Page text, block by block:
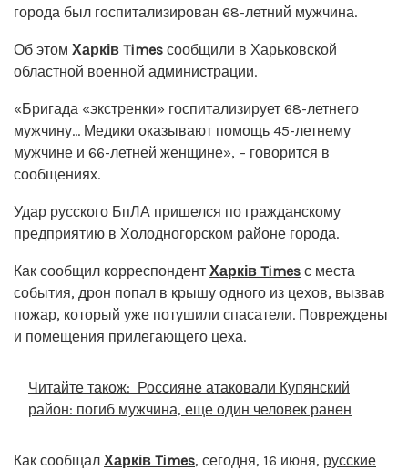
города был госпитализирован 68-летний мужчина.
Об этом Харків Times сообщили в Харьковской
областной военной администрации.
«Бригада «экстренки» госпитализирует 68-летнего
мужчину… Медики оказывают помощь 45-летнему
мужчине и 66-летней женщине», – говорится в
сообщениях.
Удар русского БпЛА пришелся по гражданскому
предприятию в Холодногорском районе города.
Как сообщил корреспондент Харків Times с места
события, дрон попал в крышу одного из цехов, вызвав
пожар, который уже потушили спасатели. Повреждены
и помещения прилегающего цеха.
Читайте також: Россияне атаковали Купянский
район: погиб мужчина, еще один человек ранен
Как сообщал Харків Times, сегодня, 16 июня, русские